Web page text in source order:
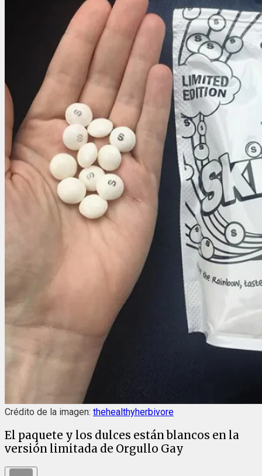
Crédito de la imagen: thehealthyherbivore
El paquete y los dulces están blancos en la
versión limitada de Orgullo Gay